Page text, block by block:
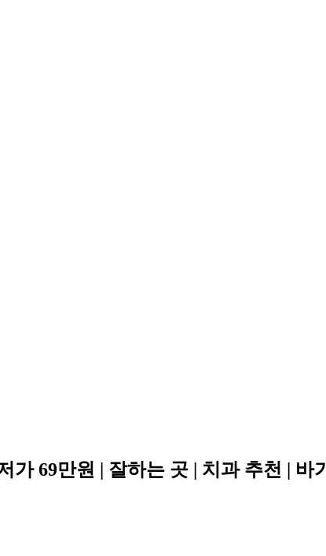
69만원 | 잘하는 곳 | 치과 추천 | 바